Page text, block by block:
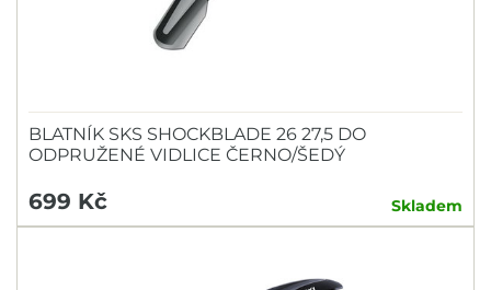
BLATNÍK SKS SHOCKBLADE 26 27,5 DO
ODPRUŽENÉ VIDLICE ČERNO/ŠEDÝ
699 Kč Skladem